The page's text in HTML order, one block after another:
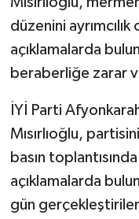
düzenini
açıklamalarda
beraberliğe zarar
İYİ Parti
Mısırlıoğlu,
basın
açıklamalarda
gün